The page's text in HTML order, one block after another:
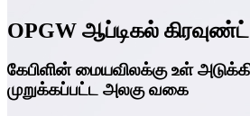
OPGW ஆப்டிகல்
கேபிளின் மையவிலக்கு உள்
முறுக்கப்பட்ட அலகு வகை